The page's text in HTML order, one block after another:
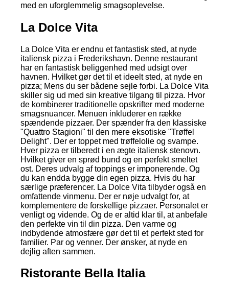
med en uforglemmelig smagsoplevelse.
La Dolce Vita
La Dolce Vita er endnu et fantastisk sted, at nyde
italiensk pizza i Frederikshavn. Denne restaurant
har en fantastisk beliggenhed med udsigt over
havnen. Hvilket gør det til et ideelt sted, at nyde en
pizza; Mens du ser bådene sejle forbi. La Dolce Vita
skiller sig ud med sin kreative tilgang til pizza. Hvor
de kombinerer traditionelle opskrifter med moderne
smagsnuancer. Menuen inkluderer en række
spændende pizzaer. Der spænder fra den klassiske
"Quattro Stagioni" til den mere eksotiske "Trøffel
Delight". Der er toppet med trøffelolie og svampe.
Hver pizza er tilberedt i en ægte italiensk stenovn.
Hvilket giver en sprød bund og en perfekt smeltet
ost. Deres udvalg af toppings er imponerende. Og
du kan endda bygge din egen pizza. Hvis du har
særlige præferencer. La Dolce Vita tilbyder også en
omfattende vinmenu. Der er nøje udvalgt for, at
komplementere de forskellige pizzaer. Personalet er
venligt og vidende. Og de er altid klar til, at anbefale
den perfekte vin til din pizza. Den varme og
indbydende atmosfære gør det til et perfekt sted for
familier. Par og venner. Der ønsker, at nyde en
dejlig aften sammen.
Ristorante Bella Italia